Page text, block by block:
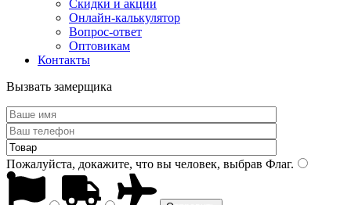
Скидки и акции
Онлайн-калькулятор
Вопрос-ответ
Оптовикам
Контакты
Вызвать замерщика
Пожалуйста, докажите, что вы человек, выбрав Флаг.